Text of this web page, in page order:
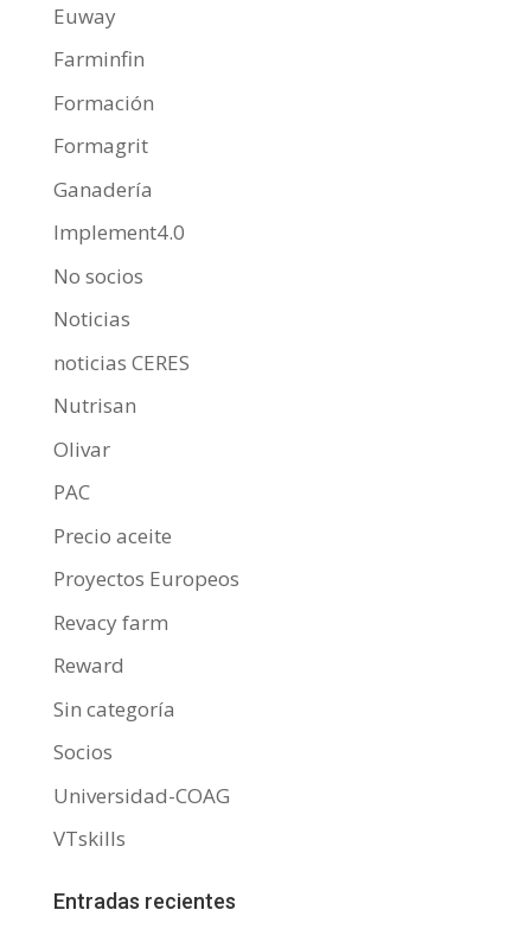
Euway
Farminfin
Formación
Formagrit
Ganadería
Implement4.0
No socios
Noticias
noticias CERES
Nutrisan
Olivar
PAC
Precio aceite
Proyectos Europeos
Revacy farm
Reward
Sin categoría
Socios
Universidad-COAG
VTskills
Entradas recientes